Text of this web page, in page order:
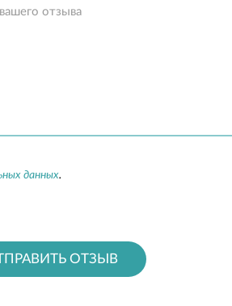
данных.
ОТЗЫВ